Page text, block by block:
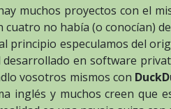
muchos proyectos con el
no había (o conocían)
principio especulamos del
desarrollado en software
vosotros mismos con
inglés y muchos creen que